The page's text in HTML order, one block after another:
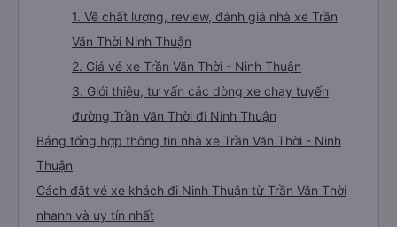
1. Về chất lượng, review, đánh giá nhà xe Trần
Văn Thời Ninh Thuận
2. Giá vé xe Trần Văn Thời - Ninh Thuận
3. Giới thiệu, tư vấn các dòng xe chạy tuyến
đường Trần Văn Thời đi Ninh Thuận
Bảng tổng hợp thông tin nhà xe Trần Văn Thời - Ninh
Thuận
Cách đặt vé xe khách đi Ninh Thuận từ Trần Văn Thời
nhanh và uy tín nhất